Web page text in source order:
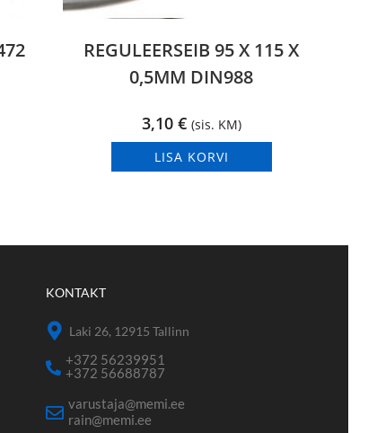
REGULEERSEIB 95 X 115 X
0,5MM DIN988
3,10 € (sis. KM)
LISA KORVI
KONTAKT
Laki 26, 12915 Tallinn
+372 56239951
+372 56688787
varustaja@memi.ee
rain@memi.ee